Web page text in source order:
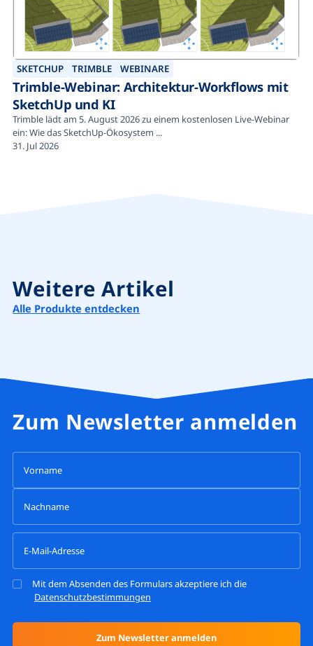
SKETCHUP TRIMBLE WEBINARE
Trimble-Webinar: Architektur-Workflows mit
SketchUp und KI
Trimble lädt am 5. August 2026 zu einem kostenlosen Live-Webinar
ein: Wie das SketchUp-Ökosystem ...
31. Jul 2026
Weitere Artikel
Alle Produkte entdecken
Zum Newsletter anmelden
Mit dem Absenden des Formulars akzeptiere ich die
Datenschutzbestimmungen